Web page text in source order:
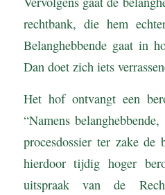
rechtbank, die hem
Belanghebbende gaat in
Dan doet zich iets
Het hof ontvangt een
“Namens
procesdossier ter zake de
hierdoor tijdig hoger
uitspraak van de